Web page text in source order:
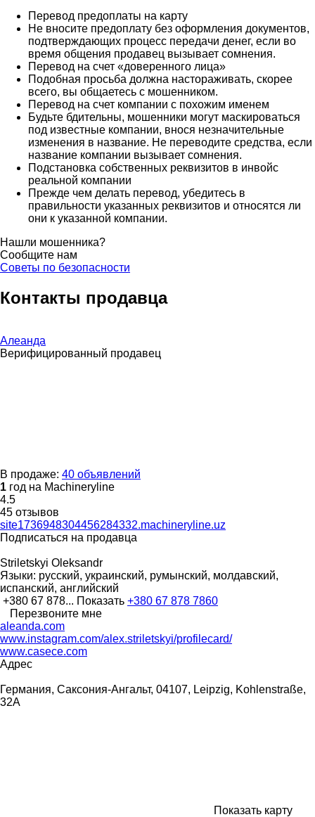
Перевод предоплаты на карту
Не вносите предоплату без оформления документов,
подтверждающих процесс передачи денег, если во
время общения продавец вызывает сомнения.
Перевод на счет «доверенного лица»
Подобная просьба должна настораживать, скорее
всего, вы общаетесь с мошенником.
Перевод на счет компании с похожим именем
Будьте бдительны, мошенники могут маскироваться
под известные компании, внося незначительные
изменения в название. Не переводите средства, если
название компании вызывает сомнения.
Подстановка собственных реквизитов в инвойс
реальной компании
Прежде чем делать перевод, убедитесь в
правильности указанных реквизитов и относятся ли
они к указанной компании.
Нашли мошенника?
Сообщите нам
Советы по безопасности
Контакты продавца
Алеанда
Верифицированный продавец
В продаже: 40 объявлений
1 год на Machineryline
4.5
45 отзывов
site1736948304456284332.machineryline.uz
Подписаться на продавца
Striletskyi Оleksandr
Языки: русский, украинский, румынский, молдавский,
испанский, английский
+380 67 878... Показать +380 67 878 7860
Перезвоните мне
aleanda.com
www.instagram.com/alex.striletskyi/profilecard/
www.casece.com
Адрес
Германия, Саксония-Ангальт, 04107, Leipzig, Kohlenstraße,
32A
Показать карту